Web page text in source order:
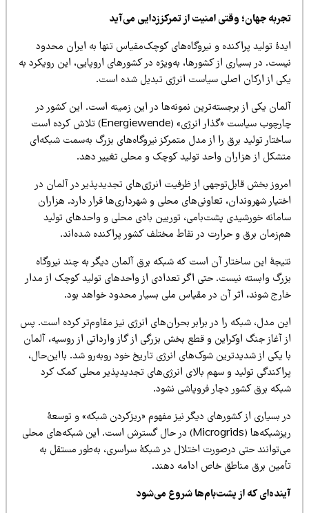
جهان؛ وقتی امنیت از تمرکززدایی می‌آید
تولید پراکنده و نیروگاه‌های کوچک‌مقیاس تنها به ایران محدود
در بسیاری از کشورها، به‌ویژه در کشورهای اروپایی، این رویکرد به
از ارکان اصلی سیاست انرژی تبدیل شده است.
یکی از برجسته‌ترین نمونه‌ها در این زمینه است. این کشور در
چارچوب سیاست «گذار انرژی» (Energiewende) تلاش کرده است
تولید برق را از مدل متمرکز نیروگاه‌های بزرگ به‌سمت شبکه‌ای
از هزاران واحد تولید کوچک و محلی تغییر دهد.
بخش قابل‌توجهی از ظرفیت انرژی‌های تجدیدپذیر در آلمان در
شهروندان، تعاونی‌های محلی و شهرداری‌ها قرار دارد. هزاران
خورشیدی پشت‌بامی، توربین بادی محلی و واحدهای تولید
برق و حرارت در نقاط مختلف کشور پراکنده شده‌اند.
این ساختار آن است که شبکه برق آلمان دیگر به چند نیروگاه
وابسته نیست. حتی اگر تعدادی از واحدهای تولید کوچک از مدار
شوند، اثر آن در مقیاس ملی بسیار محدود خواهد بود.
مدل، شبکه را در برابر بحران‌های انرژی نیز مقاوم‌تر کرده است. پس
آغاز جنگ اوکراین و قطع بخش بزرگی از گاز وارداتی از روسیه، آلمان
یکی از شدیدترین شوک‌های انرژی تاریخ خود روبه‌رو شد. بااین‌حال،
تولید و سهم بالای انرژی‌های تجدیدپذیر محلی کمک کرد
برق کشور دچار فروپاشی نشود.
بسیاری از کشورهای دیگر نیز مفهوم «ریزکردن شبکه» و توسعۀ
ریزشبکه‌ها (Microgrids) در حال گسترش است. این شبکه‌های محلی
حتی درصورت اختلال در شبکۀ سراسری، به‌طور مستقل به
برق مناطق خاص ادامه دهند.
که از پشت‌بام‌ها شروع می‌شود